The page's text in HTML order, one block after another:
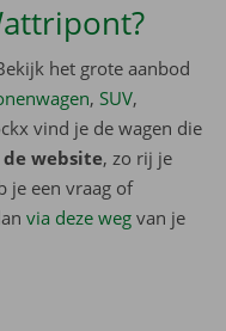
het grote aanbod
, SUV,
vind je de wagen die
website, zo rij je
je een vraag of
via deze weg van je